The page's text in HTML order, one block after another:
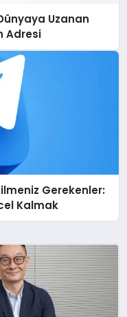
Uzanan
Adresi
Gerekenler:
Kalmak